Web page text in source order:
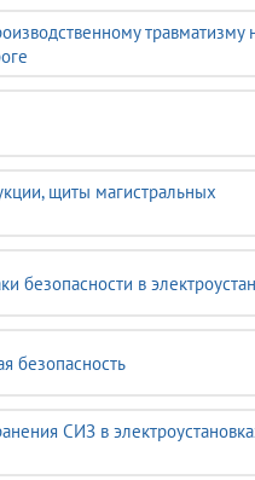
травматизму
щиты магистральных
безопасности в
безопасность
СИЗ в